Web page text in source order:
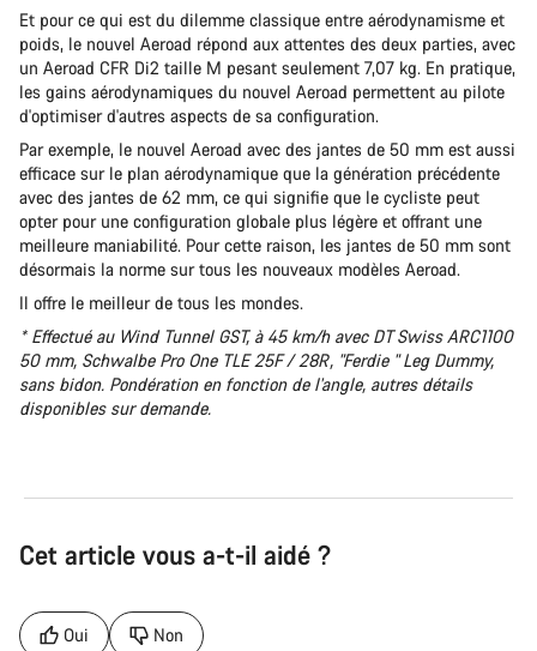
Et pour ce qui est du dilemme classique entre aérodynamisme et
poids, le nouvel Aeroad répond aux attentes des deux parties, avec
un Aeroad CFR Di2 taille M pesant seulement 7,07 kg. En pratique,
les gains aérodynamiques du nouvel Aeroad permettent au pilote
d'optimiser d'autres aspects de sa configuration.
Par exemple, le nouvel Aeroad avec des jantes de 50 mm est aussi
efficace sur le plan aérodynamique que la génération précédente
avec des jantes de 62 mm, ce qui signifie que le cycliste peut
opter pour une configuration globale plus légère et offrant une
meilleure maniabilité. Pour cette raison, les jantes de 50 mm sont
désormais la norme sur tous les nouveaux modèles Aeroad.
Il offre le meilleur de tous les mondes.
* Effectué au Wind Tunnel GST, à 45 km/h avec DT Swiss ARC1100
50 mm, Schwalbe Pro One TLE 25F / 28R, "Ferdie " Leg Dummy,
sans bidon. Pondération en fonction de l'angle, autres détails
disponibles sur demande.
Cet article vous a-t-il aidé ?
Oui Non